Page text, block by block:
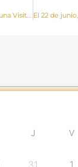
El Sr. Obispo ha realizado una Visita Pastoral a El Cañavate
J V